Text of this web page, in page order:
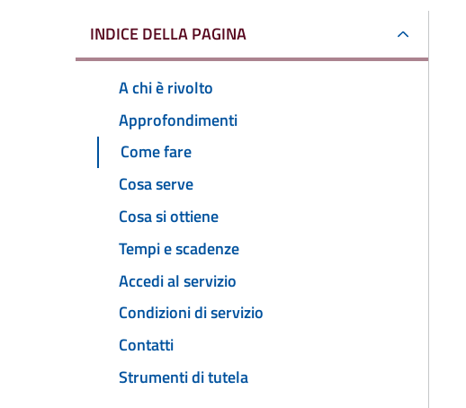
INDICE DELLA PAGINA
A chi è rivolto
Approfondimenti
Come fare
Cosa serve
Cosa si ottiene
Tempi e scadenze
Accedi al servizio
Condizioni di servizio
Contatti
Strumenti di tutela